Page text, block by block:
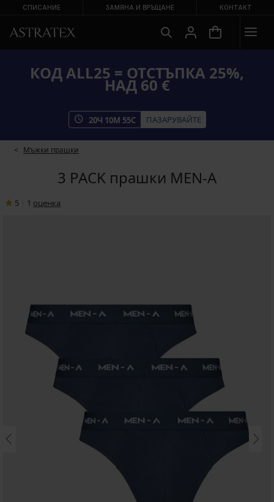
СПИСАНИЕ ЗАМЯНА И ВРЪЩАНЕ КОНТАКТ
КОД ALL25 = ОТСТЪПКА 25%,
НАД 60 €
20Ч 10М 55С ПАЗАРУВАЙТЕ
Мъжки прашки
3 PACK прашки MEN-A
5 1 oценка